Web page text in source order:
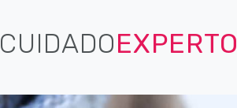
CUIDADOEXPERTO